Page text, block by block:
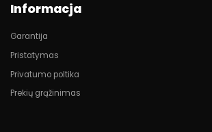
Informacja
Garantija
Pristatymas
Privatumo poltika
Prekių grąžinimas